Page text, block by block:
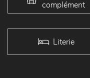
complément
Literie